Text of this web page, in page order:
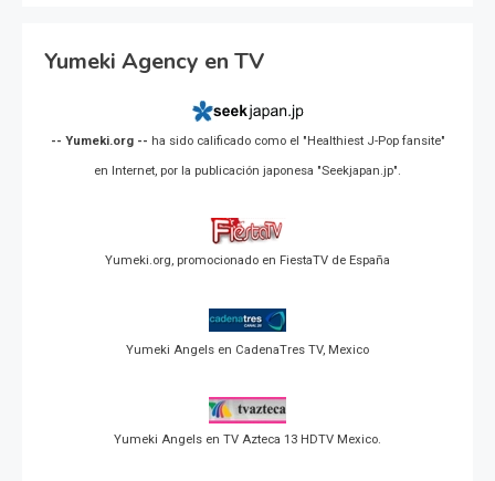
Yumeki Agency en TV
-- Yumeki.org -- ha sido calificado como el "Healthiest J-Pop fansite"
en Internet, por la publicación japonesa "Seekjapan.jp".
Yumeki.org, promocionado en FiestaTV de España
Yumeki Angels en CadenaTres TV, Mexico
Yumeki Angels en TV Azteca 13 HDTV Mexico.